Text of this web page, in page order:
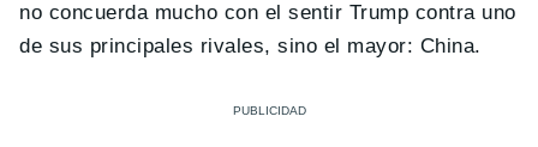
no concuerda mucho con el sentir Trump contra uno
de sus principales rivales, sino el mayor: China.